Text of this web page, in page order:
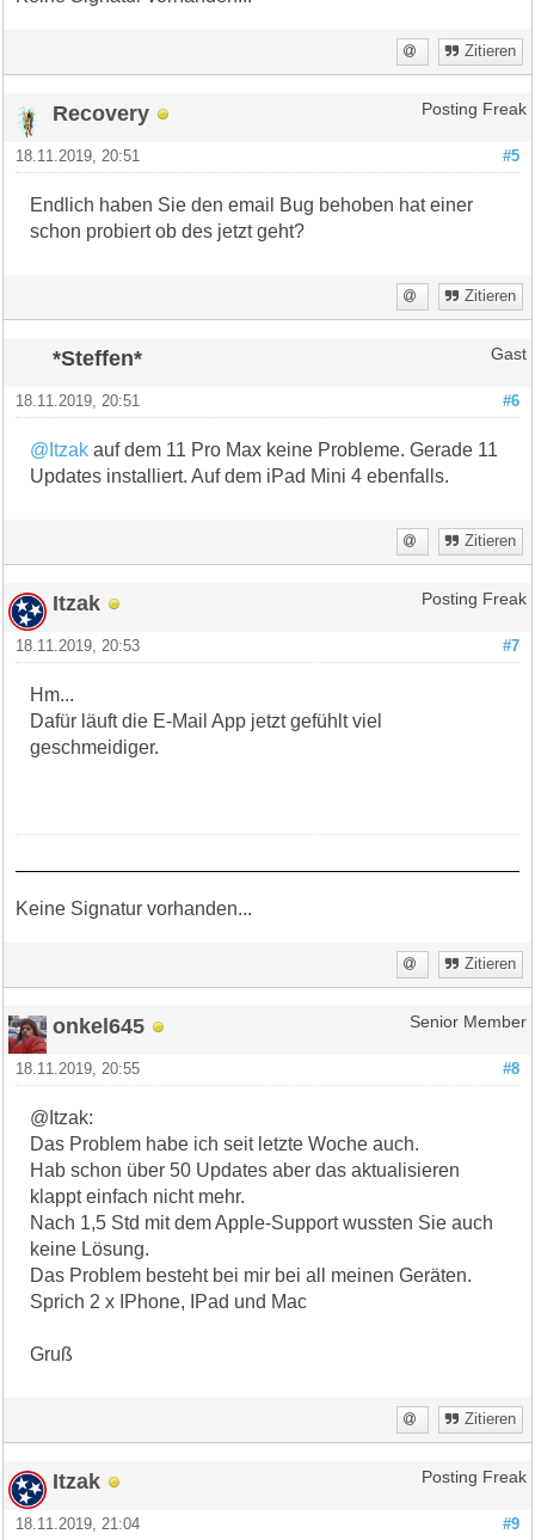
Zitieren
Recovery Posting Freak
#5
18.11.2019, 20:51
Endlich haben Sie den email Bug behoben hat einer
schon probiert ob des jetzt geht?
Zitieren
*Steffen* Gast
#6
18.11.2019, 20:51
@Itzak auf dem 11 Pro Max keine Probleme. Gerade 11
Updates installiert. Auf dem iPad Mini 4 ebenfalls.
Zitieren
Itzak Posting Freak
#7
18.11.2019, 20:53
Hm...
Dafür läuft die E-Mail App jetzt gefühlt viel
geschmeidiger.
Keine Signatur vorhanden...
Zitieren
onkel645 Senior Member
#8
18.11.2019, 20:55
@Itzak:
Das Problem habe ich seit letzte Woche auch.
Hab schon über 50 Updates aber das aktualisieren
klappt einfach nicht mehr.
Nach 1,5 Std mit dem Apple-Support wussten Sie auch
keine Lösung.
Das Problem besteht bei mir bei all meinen Geräten.
Sprich 2 x IPhone, IPad und Mac
Gruß
Zitieren
Itzak Posting Freak
#9
18.11.2019, 21:04